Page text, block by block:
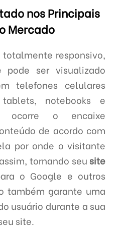
nos Principais
Mercado
totalmente responsivo,
pode ser visualizado
telefones celulares
tablets, notebooks e
ocorre o encaixe
de acordo com
por onde o visitante
tornando seu site
o Google e outros
também garante uma
usuário durante a sua
site.